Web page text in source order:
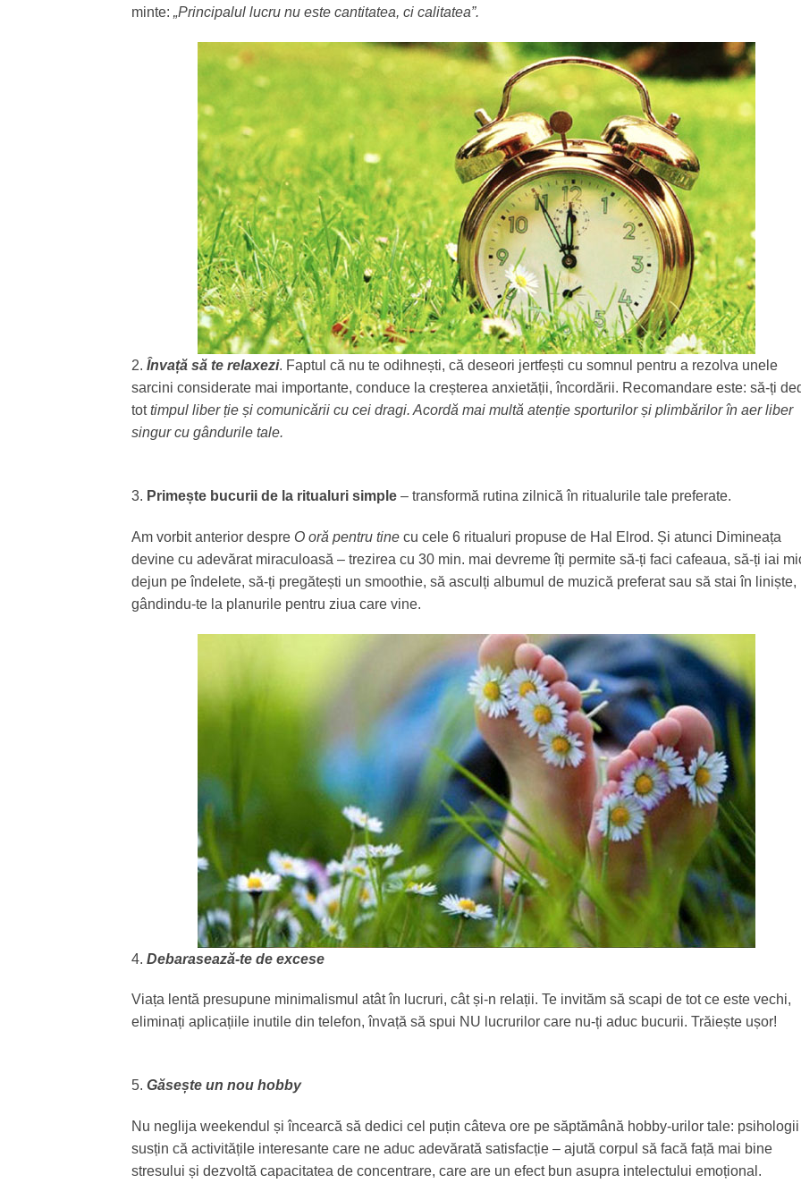
minte: „Principalul lucru nu este cantitatea, ci calitatea”.
2. Învață să te relaxezi. Faptul că nu te odihnești, că deseori jertfești cu somnul pentru a rezolva unele
sarcini considerate mai importante, conduce la creșterea anxietății, încordării. Recomandare este: să-ți
tottimpul liber ție și comunicării cu cei dragi. Acordă mai multă atenție sporturilor și plimbărilor în aer liber
singur cu gândurile tale.
3. Primește bucurii de la ritualuri simple – transformă rutina zilnică în ritualurile tale preferate.
Am vorbit anterior despre O oră pentru tine cu cele 6 ritualuri propuse de Hal Elrod. Și atunci Dimineața
devine cu adevărat miraculoasă – trezirea cu 30 min. mai devreme îți permite să-ți faci cafeaua, să-ți iai
dejun pe îndelete, să-ți pregătești un smoothie, să asculți albumul de muzică preferat sau să stai în liniște,
gândindu-te la planurile pentru ziua care vine.
4. Debarasează-te de excese
Viața lentă presupune minimalismul atât în lucruri, cât și-n relații. Te invităm să scapi de tot ce este vechi,
eliminați aplicațiile inutile din telefon, învață să spui NU lucrurilor care nu-ți aduc bucurii. Trăiește ușor!
5. Găsește un nou hobby
Nu neglija weekendul și încearcă să dedici cel puțin câteva ore pe săptămână hobby-urilor tale: psihologii
susțin că activitățile interesante care ne aduc adevărată satisfacție – ajută corpul să facă față mai bine
stresului și dezvoltă capacitatea de concentrare, care are un efect bun asupra intelectului emoțional.